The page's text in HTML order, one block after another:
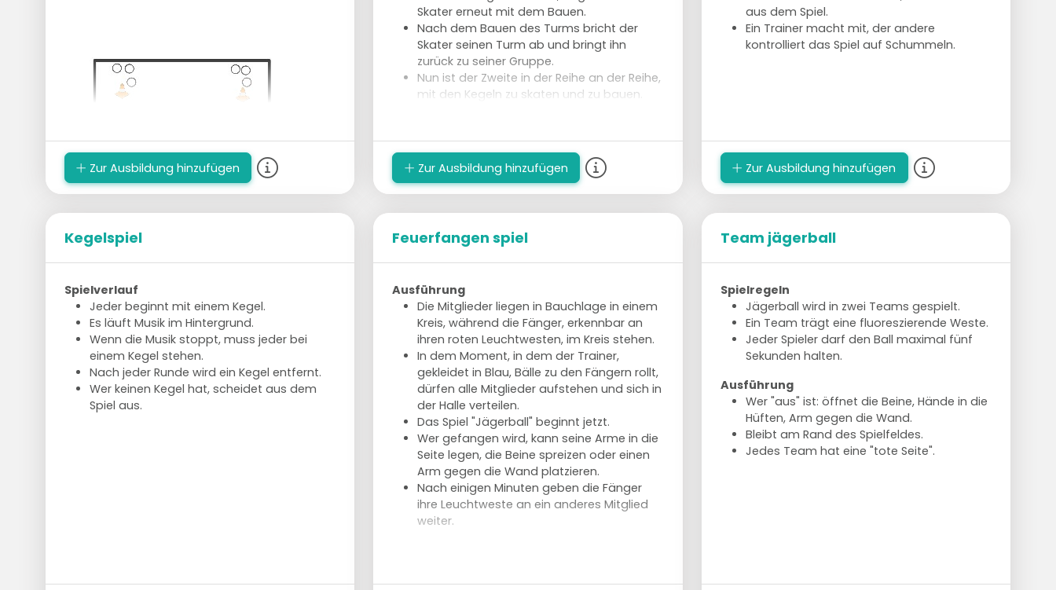
Zur Ausbildung hinzufügen
Skater erneut mit dem Bauen.
Nach dem Bauen des Turms bricht der
Skater seinen Turm ab und bringt ihn
zurück zu seiner Gruppe.
Nun ist der Zweite in der Reihe an der Reihe,
mit den Kegeln zu skaten und zu bauen.
Zur Ausbildung hinzufügen
aus dem Spiel.
Ein Trainer macht mit, der andere
kontrolliert das Spiel auf Schummeln.
Zur Ausbildung hinzufügen
Kegelspiel
Spielverlauf
Jeder beginnt mit einem Kegel.
Es läuft Musik im Hintergrund.
Wenn die Musik stoppt, muss jeder bei
einem Kegel stehen.
Nach jeder Runde wird ein Kegel entfernt.
Wer keinen Kegel hat, scheidet aus dem
Spiel aus.
Feuerfangen spiel
Ausführung
Die Mitglieder liegen in Bauchlage in einem
Kreis, während die Fänger, erkennbar an
ihren roten Leuchtwesten, im Kreis stehen.
In dem Moment, in dem der Trainer,
gekleidet in Blau, Bälle zu den Fängern rollt,
dürfen alle Mitglieder aufstehen und sich in
der Halle verteilen.
Das Spiel "Jägerball" beginnt jetzt.
Wer gefangen wird, kann seine Arme in die
Seite legen, die Beine spreizen oder einen
Arm gegen die Wand platzieren.
Nach einigen Minuten geben die Fänger
ihre Leuchtweste an ein anderes Mitglied
weiter.
Team jägerball
Spielregeln
Jägerball wird in zwei Teams gespielt.
Ein Team trägt eine fluoreszierende Weste.
Jeder Spieler darf den Ball maximal fünf
Sekunden halten.
Ausführung
Wer "aus" ist: öffnet die Beine, Hände in die
Hüften, Arm gegen die Wand.
Bleibt am Rand des Spielfeldes.
Jedes Team hat eine "tote Seite".